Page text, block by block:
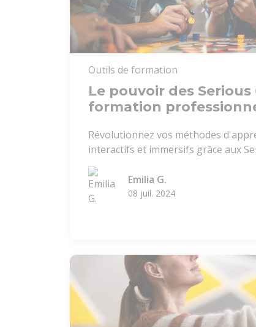
Outils de formation
Le pouvoir des Serious
formation
Révolutionnez vos méthodes
interactifs et immersifs grâce aux
Emilia G.
08 juil. 2024